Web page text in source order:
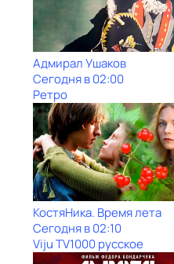
Адмирал Ушаков
Сегодня в 02:00
Ретро
КостяНика. Время лета
Сегодня в 02:10
Viju TV1000 русское